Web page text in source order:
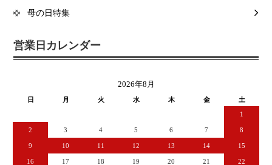
母の日特集
営業日カレンダー
2026年8月
日 月 火 水 木 金
土
1
2 3 4 5 6 7 8
9 10 11 12 13 14 15
16 17 18 19 20 21 22